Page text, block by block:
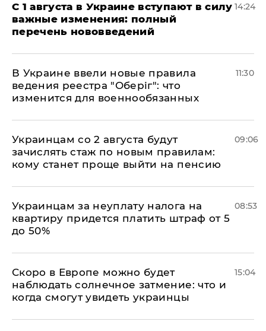
С 1 августа в Украине вступают в силу
важные изменения: полный
перечень нововведений
14:24
В Украине ввели новые правила
ведения реестра "Оберіг": что
изменится для военнообязанных
11:30
Украинцам со 2 августа будут
зачислять стаж по новым правилам:
кому станет проще выйти на пенсию
09:06
Украинцам за неуплату налога на
квартиру придется платить штраф от 5
до 50%
08:53
Скоро в Европе можно будет
наблюдать солнечное затмение: что и
когда смогут увидеть украинцы
15:04